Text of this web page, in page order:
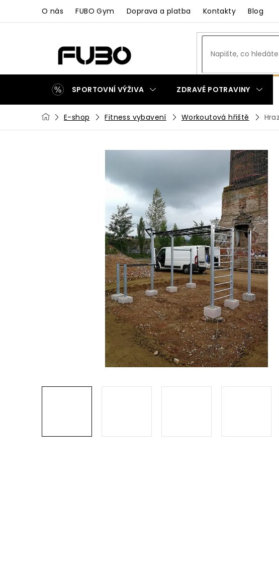
obsah
O nás FUBO Gym Doprava a platba Kontakty Blog
SPORTOVNÍ VÝŽIVA ZDRAVÉ POTRAVINY
ZAKÁZKOVÁ VÝROBA
DomůE-shop Fitness vybavení Workoutová hřiště